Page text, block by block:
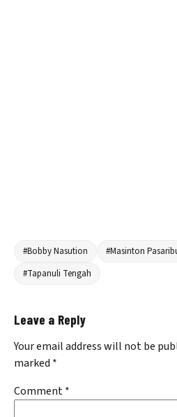
#Bobby Nasution #Masinton
#Tapanuli Tengah
Leave a Reply
Your email address will not be
marked *
Comment*